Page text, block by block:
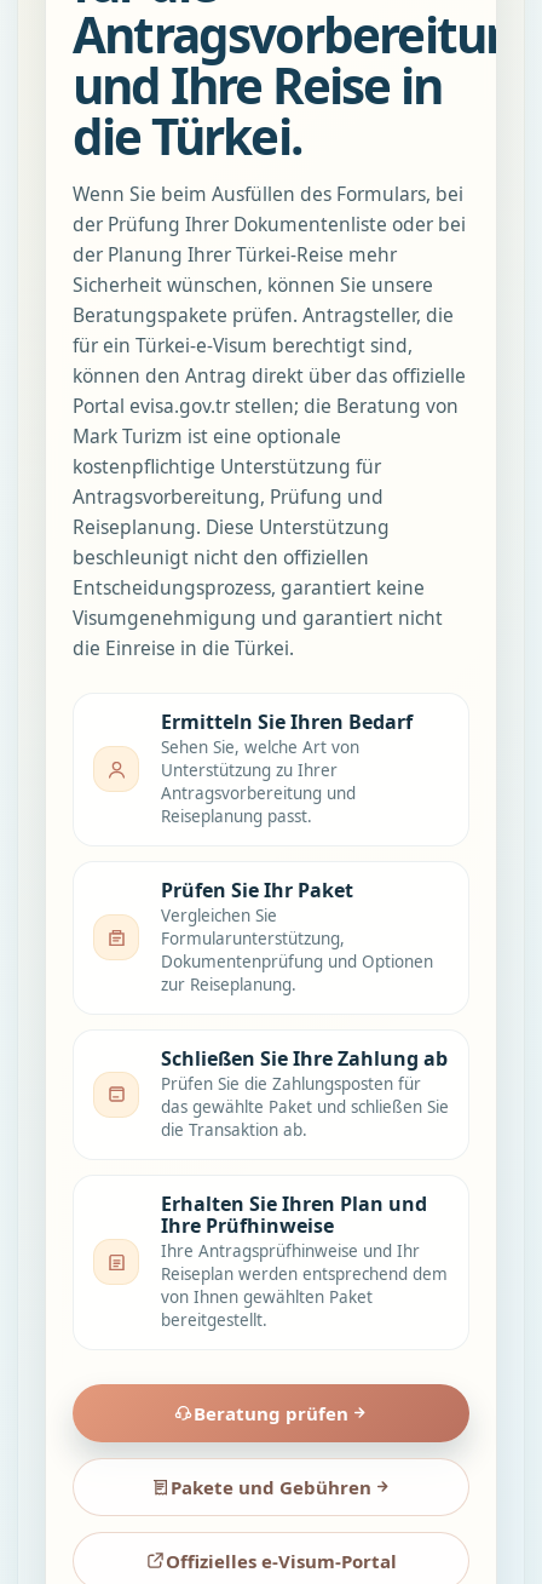
und Ihre Reise in
die Türkei.
Wenn Sie beim Ausfüllen des Formulars, bei
der Prüfung Ihrer Dokumentenliste oder bei
der Planung Ihrer Türkei-Reise mehr
Sicherheit wünschen, können Sie unsere
Beratungspakete prüfen. Antragsteller, die
für ein Türkei-e-Visum berechtigt sind,
können den Antrag direkt über das offizielle
Portal evisa.gov.tr stellen; die Beratung von
Mark Turizm ist eine optionale
kostenpflichtige Unterstützung für
Antragsvorbereitung, Prüfung und
Reiseplanung. Diese Unterstützung
beschleunigt nicht den offiziellen
Entscheidungsprozess, garantiert keine
Visumgenehmigung und garantiert nicht
die Einreise in die Türkei.
Ermitteln Sie Ihren Bedarf
Sehen Sie, welche Art von
Unterstützung zu Ihrer
Antragsvorbereitung und
Reiseplanung passt.
Prüfen Sie Ihr Paket
Vergleichen Sie
Formularunterstützung,
Dokumentenprüfung und Optionen
zur Reiseplanung.
Schließen Sie Ihre Zahlung ab
Prüfen Sie die Zahlungsposten für
das gewählte Paket und schließen Sie
die Transaktion ab.
Erhalten Sie Ihren Plan und
Ihre Prüfhinweise
Ihre Antragsprüfhinweise und Ihr
Reiseplan werden entsprechend dem
von Ihnen gewählten Paket
bereitgestellt.
Beratung prüfen
Pakete und Gebühren
Offizielles e-Visum-Portal